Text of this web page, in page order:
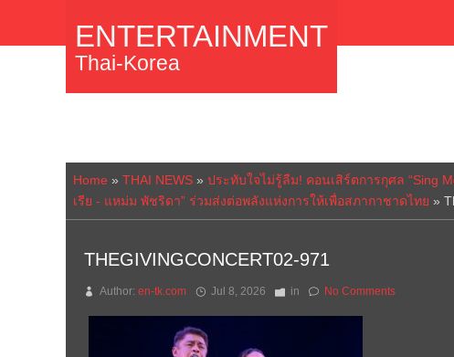
ENTERTAINMENT
Thai-Korea
Home » THAI NEWS » ประทับใจไม่รู้ลืม! คอนเสิร์ตการกุศล “Sing
เรีย - แหม่ม พัชริดา” ร่วมส่งต่อพลังแห่งการให้เพื่อสภากาชาดไทย »
THEGIVINGCONCERT02-971
Author: en-tk.com Jul 8, 2026 in No Comments